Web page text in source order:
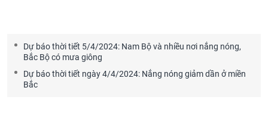
Dự báo thời tiết 5/4/2024: Nam Bộ và nhiều nơi nắng nóng,
Bắc Bộ có mưa giông
Dự báo thời tiết ngày 4/4/2024: Nắng nóng giảm dần ở miền
Bắc